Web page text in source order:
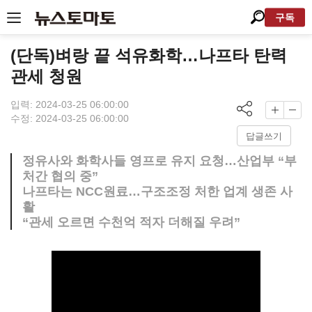
구독
(단독)벼랑 끝 석유화학…나프타 탄력
관세 청원
입력: 2024-03-25 06:00:00
수정: 2024-03-25 06:00:00
답글쓰기
정유사와 화학사들 영프로 유지 요청…산업부 “부
처간 협의 중”
나프타는 NCC원료…구조조정 처한 업계 생존 사
활
“관세 오르면 수천억 적자 더해질 우려”